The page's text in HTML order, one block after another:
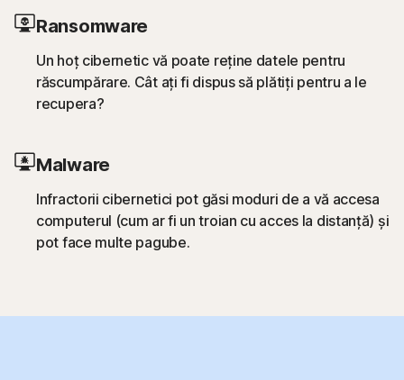
Ransomware
Un hoț cibernetic vă poate reține datele pentru
răscumpărare. Cât ați fi dispus să plătiți pentru a le
recupera?
Malware
Infractorii cibernetici pot găsi moduri de a vă accesa
computerul (cum ar fi un troian cu acces la distanță) și
pot face multe pagube.